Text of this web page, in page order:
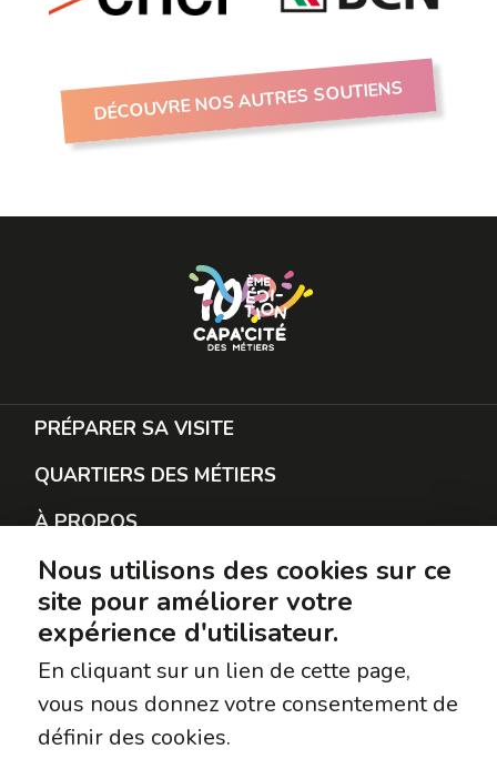
DÉCOUVRE NOS AUTRES SOUTIENS
PRÉPARER SA VISITE
QUARTIERS DES MÉTIERS
À PROPOS
RESTER EN CONTACT
PROTECTION DES DONNÉES
SUIVEZ-NOUS
Facebook
Instagram
Nous utilisons des cookies sur ce
site pour améliorer votre
expérience d'utilisateur.
En cliquant sur un lien de cette page,
vous nous donnez votre consentement de
définir des cookies.